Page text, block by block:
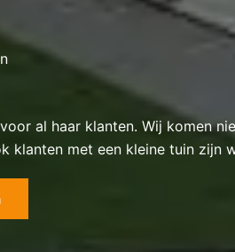
al haar klanten. Wij komen
klanten met een kleine tuin zijn